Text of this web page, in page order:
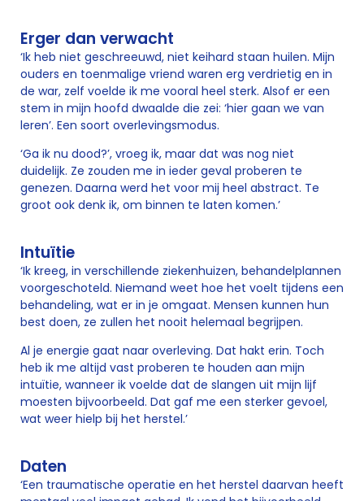
Erger dan verwacht
‘Ik heb niet geschreeuwd, niet keihard staan huilen. Mijn
ouders en toenmalige vriend waren erg verdrietig en in
de war, zelf voelde ik me vooral heel sterk. Alsof er een
stem in mijn hoofd dwaalde die zei: ‘hier gaan we van
leren’. Een soort overlevingsmodus.
‘Ga ik nu dood?’, vroeg ik, maar dat was nog niet
duidelijk. Ze zouden me in ieder geval proberen te
genezen. Daarna werd het voor mij heel abstract. Te
groot ook denk ik, om binnen te laten komen.’
Intuïtie
‘Ik kreeg, in verschillende ziekenhuizen, behandelplannen
voorgeschoteld. Niemand weet hoe het voelt tijdens een
behandeling, wat er in je omgaat. Mensen kunnen hun
best doen, ze zullen het nooit helemaal begrijpen.
Al je energie gaat naar overleving. Dat hakt erin. Toch
heb ik me altijd vast proberen te houden aan mijn
intuïtie, wanneer ik voelde dat de slangen uit mijn lijf
moesten bijvoorbeeld. Dat gaf me een sterker gevoel,
wat weer hielp bij het herstel.’
Daten
‘Een traumatische operatie en het herstel daarvan heeft